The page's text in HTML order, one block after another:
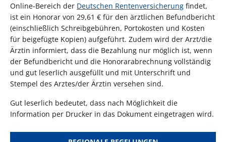
Online-Bereich der Deutschen Rentenversicherung findet,
ist ein Honorar von 29,61 € für den ärztlichen Befundbericht
(einschließlich Schreibgebühren, Portokosten und Kosten
für beigefügte Kopien) aufgeführt. Zudem wird der Arzt/die
Ärztin informiert, dass die Bezahlung nur möglich ist, wenn
der Befundbericht und die Honorarabrechnung vollständig
und gut leserlich ausgefüllt und mit Unterschrift und
Stempel des Arztes/der Ärztin versehen sind.
Gut leserlich bedeutet, dass nach Möglichkeit die
Information per Drucker in das Dokument eingetragen wird.